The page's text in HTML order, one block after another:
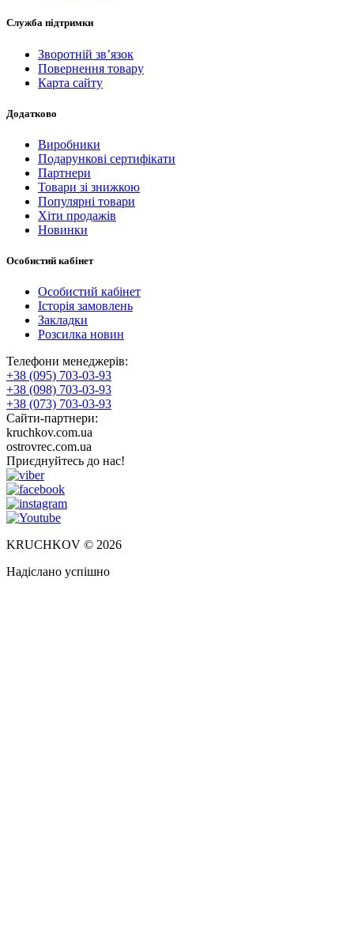
Служба підтримки
Зворотній зв’язок
Повернення товару
Карта сайту
Додатково
Виробники
Подарункові сертифікати
Партнери
Товари зі знижкою
Популярні товари
Хіти продажів
Новинки
Особистий кабінет
Особистий кабінет
Історія замовлень
Закладки
Розсилка новин
Телефони менеджерів:
+38 (095) 703-03-93
+38 (098) 703-03-93
+38 (073) 703-03-93
Сайти-партнери:
kruchkov.com.ua
ostrovrec.com.ua
Приєднуйтесь до нас!
KRUCHKOV © 2026
Надіслано успішно